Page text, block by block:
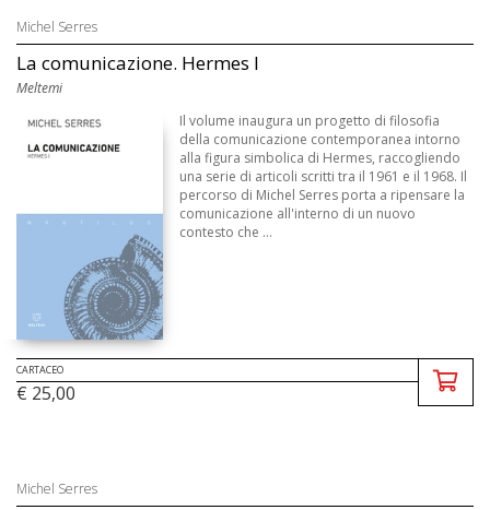
Michel Serres
La comunicazione. Hermes I
Meltemi
Il volume inaugura un progetto di filosofia
della comunicazione contemporanea intorno
alla figura simbolica di Hermes, raccogliendo
una serie di articoli scritti tra il 1961 e il 1968. Il
percorso di Michel Serres porta a ripensare la
comunicazione all'interno di un nuovo
contesto che ...
CARTACEO
€ 25,00
Michel Serres